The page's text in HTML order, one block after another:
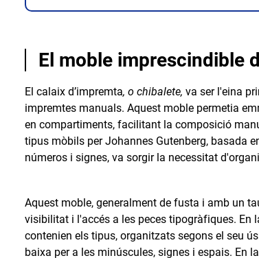
El moble imprescindible
El calaix d’impremta, o chibalete, va ser l'eina
impremtes manuals. Aquest moble permetia
en compartiments, facilitant la composició
tipus mòbils per Johannes Gutenberg, basada
números i signes, va sorgir la necessitat
Aquest moble, generalment de fusta i amb un
visibilitat i l'accés a les peces tipogràfiques. En
contenien els tipus, organitzats segons el seu
baixa per a les minúscules, signes i espais. En